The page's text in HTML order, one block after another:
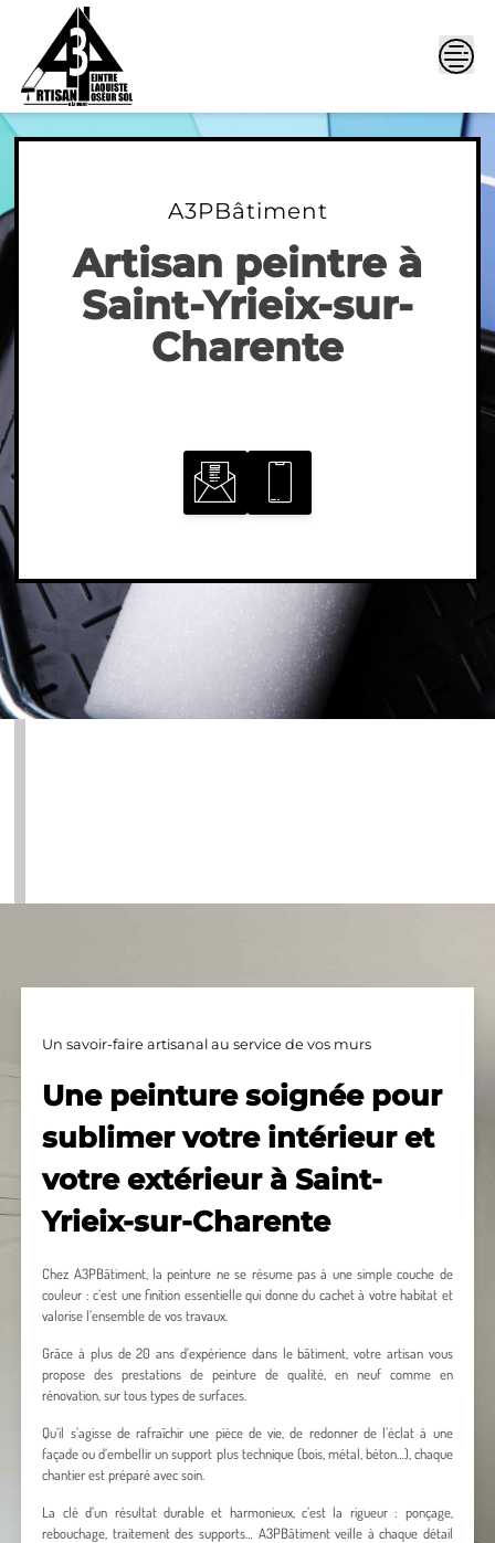
A3PBâtiment
Artisan peintre à
Saint-Yrieix-sur-
Charente
Un savoir-faire artisanal au service de vos murs
Une peinture soignée pour
sublimer votre intérieur et
votre extérieur à Saint-
Yrieix-sur-Charente
Chez A3PBâtiment, la peinture ne se résume pas à une simple couche de
couleur : c’est une finition essentielle qui donne du cachet à votre habitat et
valorise l’ensemble de vos travaux.
Grâce à plus de 20 ans d’expérience dans le bâtiment, votre artisan vous
propose des prestations de peinture de qualité, en neuf comme en
rénovation, sur tous types de surfaces.
Qu’il s’agisse de rafraîchir une pièce de vie, de redonner de l’éclat à une
façade ou d’embellir un support plus technique (bois, métal, béton…), chaque
chantier est préparé avec soin.
La clé d’un résultat durable et harmonieux, c’est la rigueur : ponçage,
rebouchage, traitement des supports… A3PBâtiment veille à chaque détail